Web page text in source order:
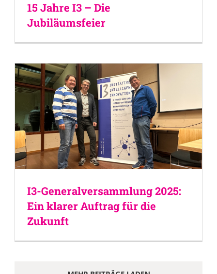
15 Jahre I3 – Die
Jubiläumsfeier
I3-Generalversammlung 2025:
Ein klarer Auftrag für die
Zukunft